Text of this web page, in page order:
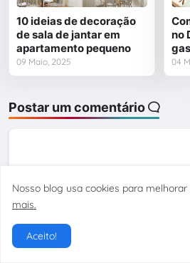
10 ideias de decoração
de sala de jantar em
apartamento pequeno
09 Maio, 2025
no
04
Postar um comentário
Postagem Anterior
Nosso blog usa cookies para melhorar
mais.
Aceito!